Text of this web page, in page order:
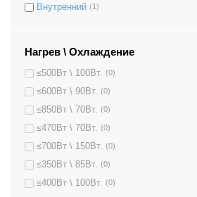
Внутренний (1)
Нагрев \ Охлаждение
≤500Вт \ 100Вт. (0)
≤600Вт \ 90Вт. (0)
≤850Вт \ 70Вт. (0)
≤470Вт \ 70Вт. (0)
≤700Вт \ 150Вт. (0)
≤350Вт \ 85Вт. (0)
≤400Вт \ 100Вт. (0)